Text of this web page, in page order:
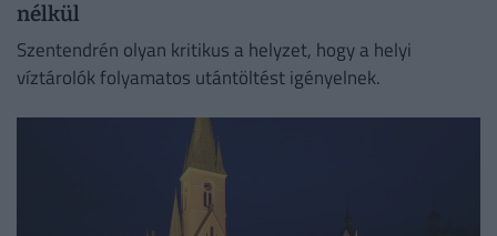
nélkül
Szentendrén olyan kritikus a helyzet, hogy a helyi
víztárolók folyamatos utántöltést igényelnek.